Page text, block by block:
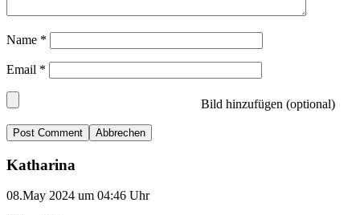
Name *
Email *
Bild hinzufügen (optional)
Abbrechen
Katharina
08.May 2024 um 04:46 Uhr